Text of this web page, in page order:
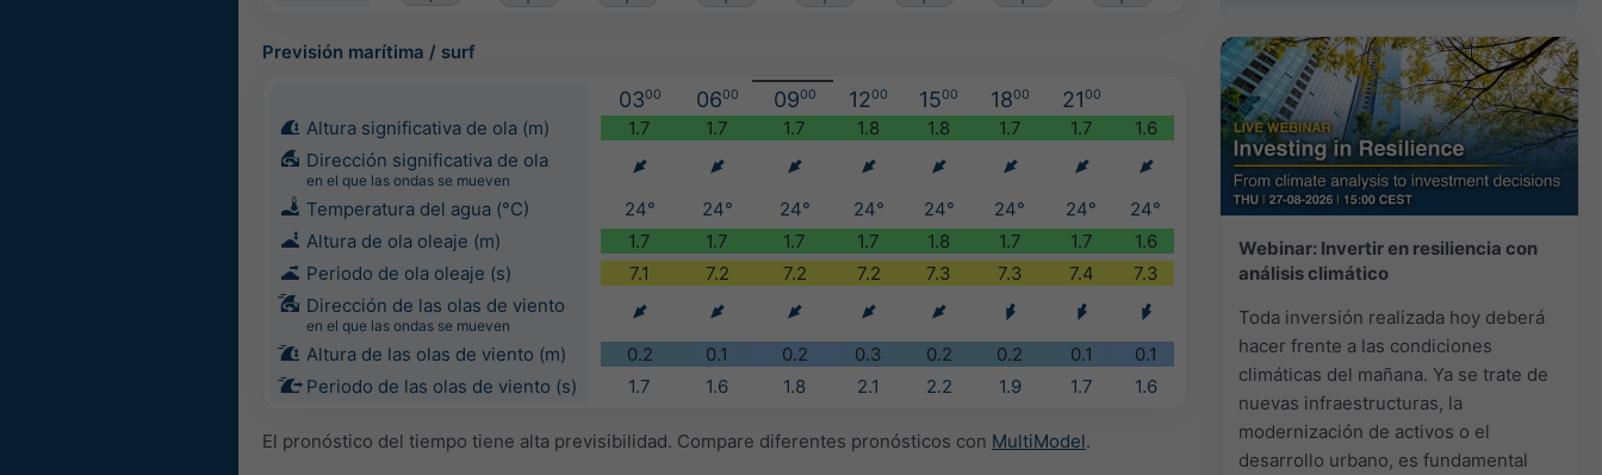
Webinar: Invertir en resiliencia con
análisis climático
Toda inversión realizada hoy deberá
hacer frente a las condiciones
climáticas del mañana. Ya se trate de
nuevas infraestructuras, la
modernización de activos o el
desarrollo urbano, es fundamental
Previsión marítima / surf
0300 0600 0900 1200 1500 1800 2100
Altura significativa de ola (m) 1.7 1.7 1.7 1.8 1.8 1.7 1.7
1.6
Dirección significativa de ola
en el que las ondas se mueven
Temperatura del agua (°C) 24° 24° 24° 24° 24° 24° 24°
24°
Altura de ola oleaje (m)
1.7 1.7 1.7 1.7 1.8 1.7 1.7
1.6
Periodo de ola oleaje (s)
7.1 7.2 7.2 7.2 7.3 7.3 7.4
7.3
Dirección de las olas de viento
en el que las ondas se mueven
Altura de las olas de viento (m) 0.2 0.1 0.2 0.3 0.2 0.2 0.1
0.1
Periodo de las olas de viento (s)
1.7 1.6 1.8 2.1 2.2 1.9 1.7 1.6
El pronóstico del tiempo tiene alta previsibilidad. Compare diferentes pronósticos con MultiModel.